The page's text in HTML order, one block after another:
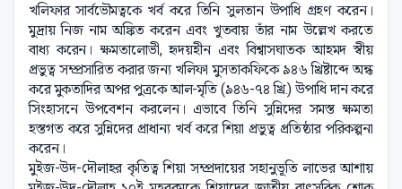
খলিফার সার্বভৌমত্বকে খর্ব করে তিনি সুলতান উপাধি গ্রহণ করেন।
মুদ্রায় নিজ নাম অঙ্কিত করেন এবং খুতবায় তাঁর নাম উল্লেখ করতে
বাধ্য করেন। ক্ষমতালোভী, হৃদয়হীন এবং বিশ্বাসঘাতক আহমদ স্বীয়
প্রভুত্ব সম্প্রসারিত করার জন্য খলিফা মুসতাকফিকে ৯৪৬ খ্রিষ্টাব্দে অন্ধ
করে মুকতাদির অপর পুত্রকে আল-মৃতি (৯৪৬-৭৪ খ্রি.) উপাধি দান করে
সিংহাসনে উপবেশন করলেন। এভাবে তিনি সুন্নিদের সমস্ত ক্ষমতা
হস্তগত করে সুন্নিদের প্রাধান্য খর্ব করে শিয়া প্রভুত্ব প্রতিষ্ঠার পরিকল্পনা
করেন।
মুইজ-উদ-দৌলাহর কৃতিত্ব শিয়া সম্প্রদায়ের সহানুভূতি লাভের আশায়